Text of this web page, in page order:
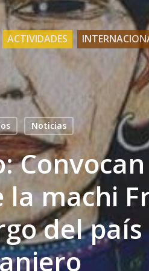
ACTIVIDADES
Noticias
machi
del país